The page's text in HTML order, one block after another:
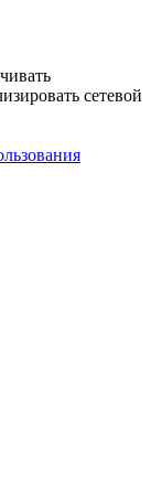
сетевой